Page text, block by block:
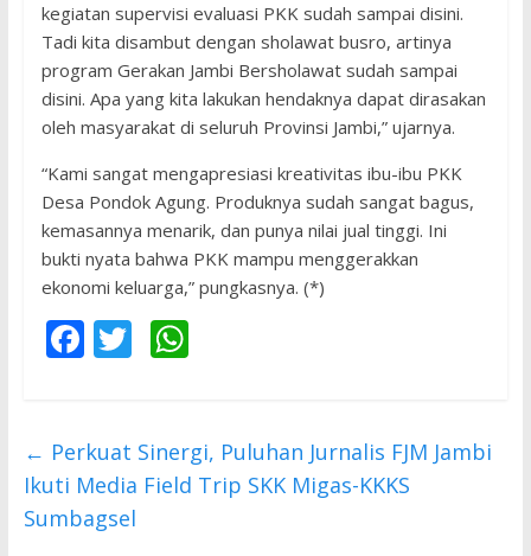
kegiatan supervisi evaluasi PKK sudah sampai disini.
Tadi kita disambut dengan sholawat busro, artinya
program Gerakan Jambi Bersholawat sudah sampai
disini. Apa yang kita lakukan hendaknya dapat dirasakan
oleh masyarakat di seluruh Provinsi Jambi,” ujarnya.
“Kami sangat mengapresiasi kreativitas ibu-ibu PKK
Desa Pondok Agung. Produknya sudah sangat bagus,
kemasannya menarik, dan punya nilai jual tinggi. Ini
bukti nyata bahwa PKK mampu menggerakkan
ekonomi keluarga,” pungkasnya. (*)
F
b
o
o
T
er
W
s
A
← Perkuat Sinergi, Puluhan Jurnalis FJM Jambi
Ikuti Media Field Trip SKK Migas-KKKS
Sumbagsel